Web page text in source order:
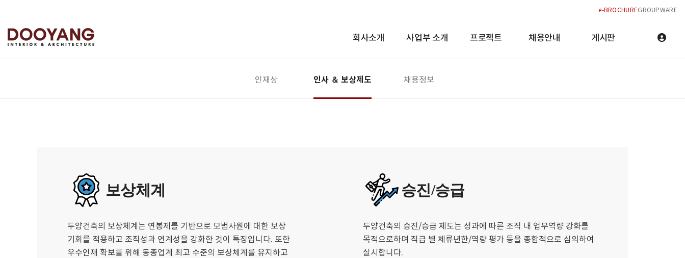
e-BROCHUREGROUPWARE
회사소개 사업부 소개 프로젝트 채용안내 게시판
인재상 인사 ＆ 보상제도 채용정보
보상체계
두양건축의 보상체계는 연봉제를 기반으로 모범사원에 대한 보상
기회를 적용하고 조직성과 연계성을 강화한 것이 특징입니다. 또한
우수인재 확보를 위해 동종업계 최고 수준의 보상체계를 유지하고
승진/승급
두양건축의 승진/승급 제도는 성과에 따른 조직 내 업무역량 강화를
목적으로하며 직급 별 체류년한/역량 평가 등을 종합적으로 심의하여
실시합니다.